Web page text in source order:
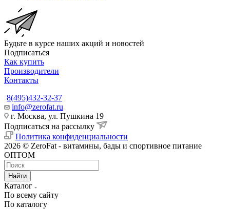
Будьте в курсе наших акций и новостей
Подписаться
Как купить
Производители
Контакты
8(495)432-32-37
info@zerofat.ru
г. Москва, ул. Пушкина 19
Подписаться на рассылку
Политика конфиденциальности
2026 © ZeroFat - витамины, бады и спортивное питание
ОПТОМ
Найти
Каталог
По всему сайту
По каталогу